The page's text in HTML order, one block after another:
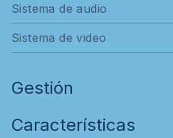
Sistema de audio
Sistema de video
Gestión
Características